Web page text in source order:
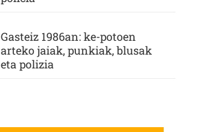
Gasteiz 1986an: ke-potoen
arteko jaiak, punkiak, blusak
eta polizia